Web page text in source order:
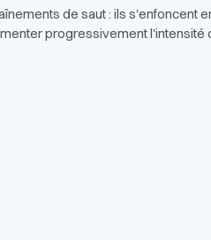
de saut : ils s'enfoncent
progressivement l'intensité